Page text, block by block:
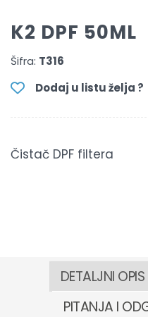
K2 DPF 50ML
Šifra: T316
Dodaj u listu želja ?
Čistač DPF filtera
DETALJNI OPIS
PITANJA I